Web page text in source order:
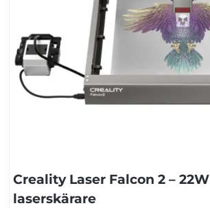
Creality Laser Falcon 2 – 22W
laserskärare